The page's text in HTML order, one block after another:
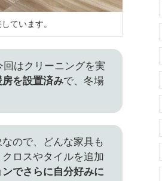
ています。
はクリーニングを実
を設置済みで、冬場
ので、どんな家具も
ロスやタイルを追加
でさらに自分好みに